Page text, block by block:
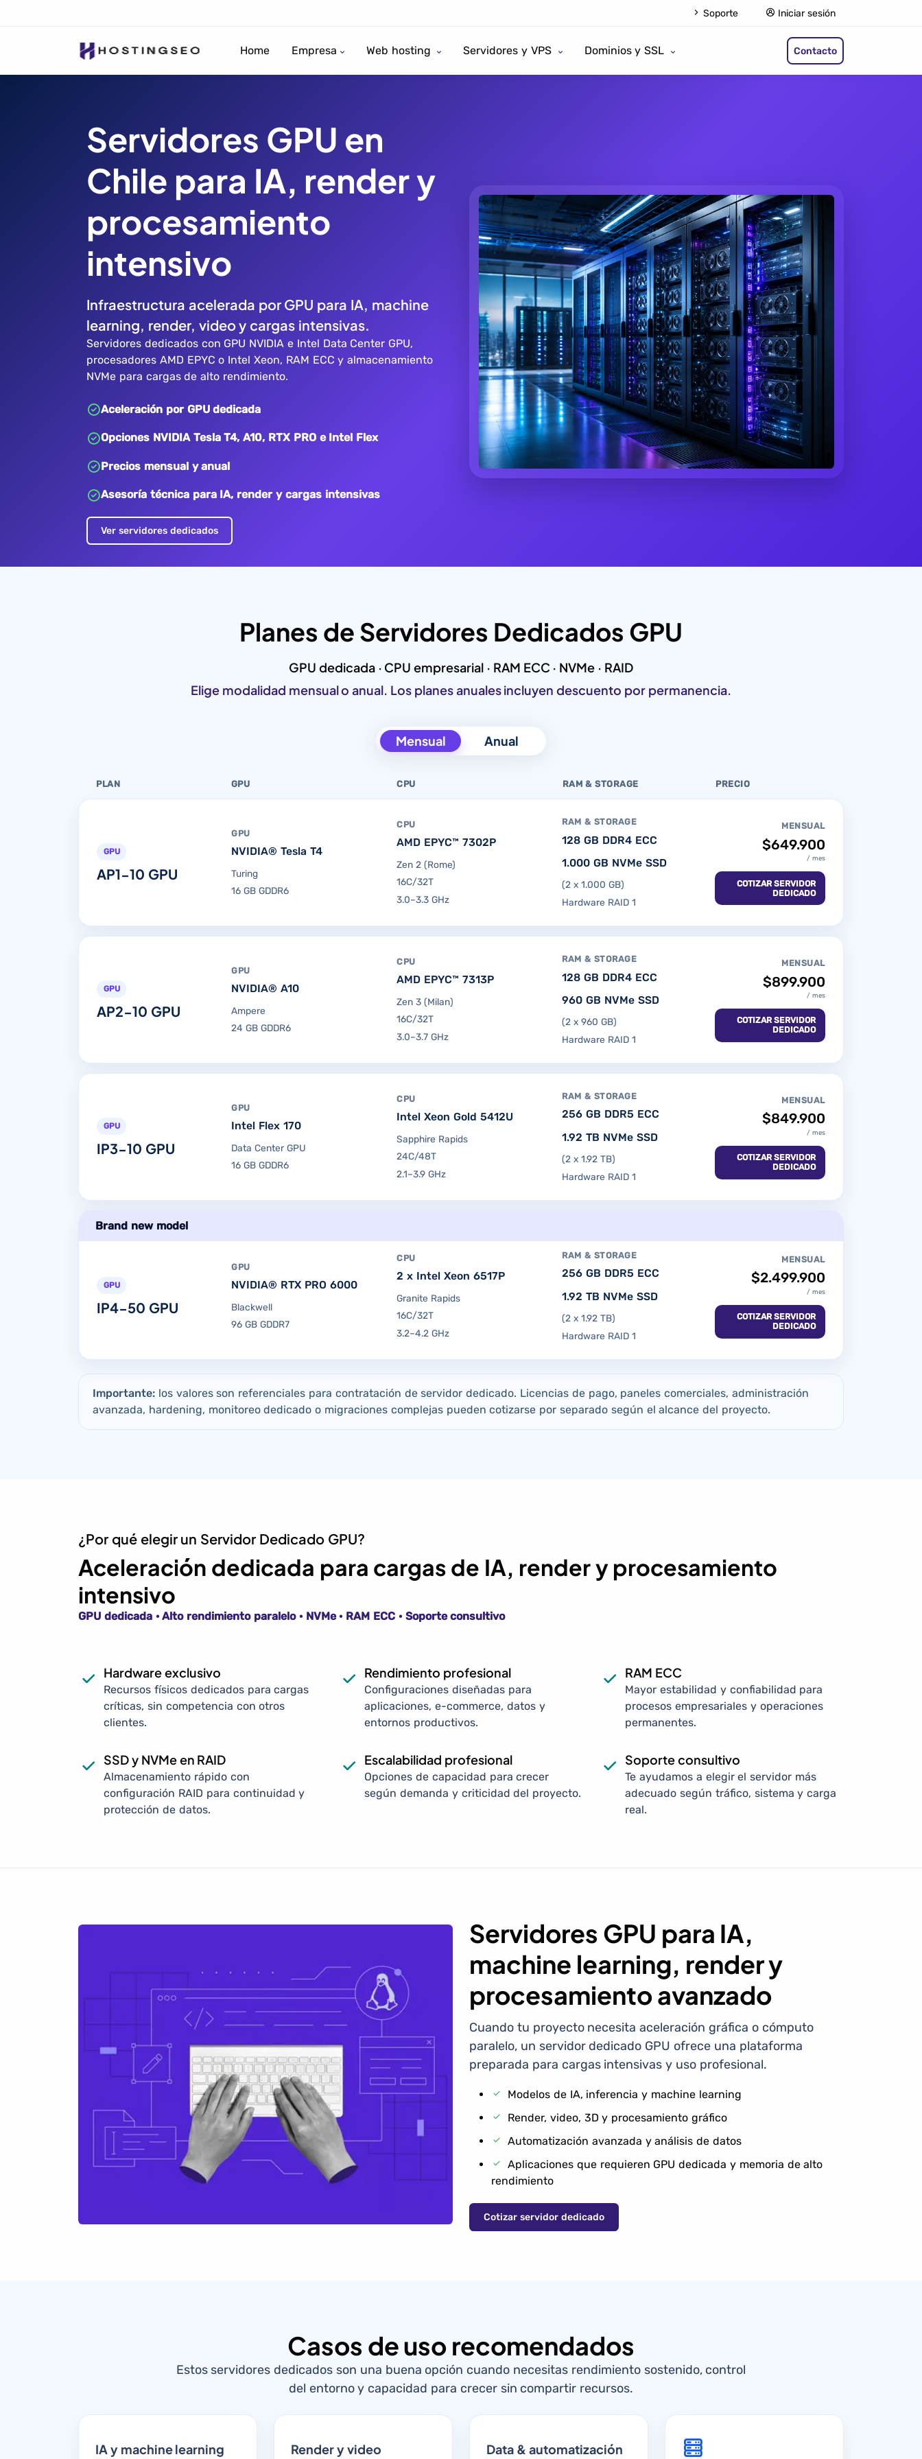
Soporte Iniciar sesión
Home Empresa Web hosting Servidores y VPS Dominios y SSL Contacto
Servidores GPU en
Chile para IA, render y
procesamiento
intensivo
Infraestructura acelerada por GPU para IA, machine
learning, render, video y cargas intensivas.
Servidores dedicados con GPU NVIDIA e Intel Data Center GPU,
procesadores AMD EPYC o Intel Xeon, RAM ECC y almacenamiento
NVMe para cargas de alto rendimiento.
Aceleración por GPU dedicada
Opciones NVIDIA Tesla T4, A10, RTX PRO e Intel Flex
Precios mensual y anual
Asesoría técnica para IA, render y cargas intensivas
Ver servidores dedicados
Planes de Servidores Dedicados GPU
GPU dedicada · CPU empresarial · RAM ECC · NVMe · RAID
Elige modalidad mensual o anual. Los planes anuales incluyen descuento por permanencia.
Mensual Anual
PLAN GPU CPU RAM & STORAGE PRECIO
GPU
AP1-10 GPU
GPU
NVIDIA® Tesla T4
Turing
16 GB GDDR6
CPU
AMD EPYC™ 7302P
Zen 2 (Rome)
16C/32T
3.0–3.3 GHz
RAM & STORAGE
128 GB DDR4 ECC
1.000 GB NVMe SSD
(2 x 1.000 GB)
Hardware RAID 1
MENSUAL
$649.900
/ mes
COTIZAR SERVIDOR
DEDICADO
GPU
AP2-10 GPU
GPU
NVIDIA® A10
Ampere
24 GB GDDR6
CPU
AMD EPYC™ 7313P
Zen 3 (Milan)
16C/32T
3.0–3.7 GHz
RAM & STORAGE
128 GB DDR4 ECC
960 GB NVMe SSD
(2 x 960 GB)
Hardware RAID 1
MENSUAL
$899.900
/ mes
COTIZAR SERVIDOR
DEDICADO
GPU
IP3-10 GPU
GPU
Intel Flex 170
Data Center GPU
16 GB GDDR6
CPU
Intel Xeon Gold 5412U
Sapphire Rapids
24C/48T
2.1–3.9 GHz
RAM & STORAGE
256 GB DDR5 ECC
1.92 TB NVMe SSD
(2 x 1.92 TB)
Hardware RAID 1
MENSUAL
$849.900
/ mes
COTIZAR SERVIDOR
DEDICADO
GPU
IP4-50 GPU
GPU
NVIDIA® RTX PRO 6000
Blackwell
96 GB GDDR7
CPU
2 x Intel Xeon 6517P
Granite Rapids
16C/32T
3.2–4.2 GHz
RAM & STORAGE
256 GB DDR5 ECC
1.92 TB NVMe SSD
(2 x 1.92 TB)
Hardware RAID 1
MENSUAL
$2.499.900
/ mes
COTIZAR SERVIDOR
DEDICADO
Importante: los valores son referenciales para contratación de servidor dedicado. Licencias de pago, paneles comerciales, administración
avanzada, hardening, monitoreo dedicado o migraciones complejas pueden cotizarse por separado según el alcance del proyecto.
¿Por qué elegir un Servidor Dedicado GPU?
Aceleración dedicada para cargas de IA, render y procesamiento
intensivo
GPU dedicada · Alto rendimiento paralelo · NVMe · RAM ECC · Soporte consultivo
Hardware exclusivo
Recursos físicos dedicados para cargas
críticas, sin competencia con otros
clientes.
Rendimiento profesional
Configuraciones diseñadas para
aplicaciones, e-commerce, datos y
entornos productivos.
RAM ECC
Mayor estabilidad y confiabilidad para
procesos empresariales y operaciones
permanentes.
SSD y NVMe en RAID
Almacenamiento rápido con
configuración RAID para continuidad y
protección de datos.
Escalabilidad profesional
Opciones de capacidad para crecer
según demanda y criticidad del proyecto.
Soporte consultivo
Te ayudamos a elegir el servidor más
adecuado según tráfico, sistema y carga
real.
Servidores GPU para IA,
machine learning, render y
procesamiento avanzado
Cuando tu proyecto necesita aceleración gráfica o cómputo
paralelo, un servidor dedicado GPU ofrece una plataforma
preparada para cargas intensivas y uso profesional.
Modelos de IA, inferencia y machine learning
Render, video, 3D y procesamiento gráfico
Automatización avanzada y análisis de datos
Aplicaciones que requieren GPU dedicada y memoria de alto
rendimiento
Cotizar servidor dedicado
Casos de uso recomendados
Estos servidores dedicados son una buena opción cuando necesitas rendimiento sostenido, control
del entorno y capacidad para crecer sin compartir recursos.
IA y machine learning Render y video Data & automatización